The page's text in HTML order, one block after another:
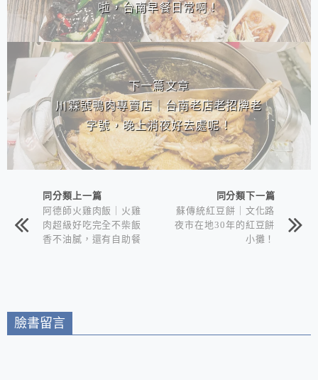
啦，台南早餐日常啊！
下一篇文章
川霖號鴨肉專賣店｜台南老店老招牌老
字號，晚上消夜好去處呢！
同分類上一篇
阿德師火雞肉飯｜火雞
肉超級好吃完全不柴飯
香不油膩，還有自助餐
同分類下一篇
蘇傳統紅豆餅｜文化路
夜市在地30年的紅豆餅
小攤！
臉書留言